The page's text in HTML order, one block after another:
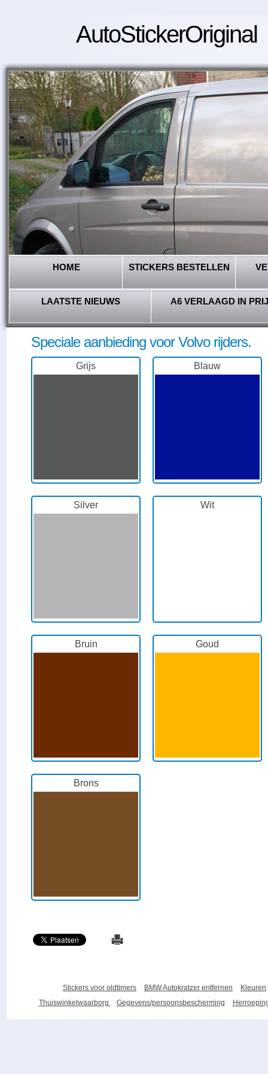
AutoStickerOriginal
HOME STICKERS BESTELLEN
LAATSTE NIEUWS A6 VERLAAGD IN
Speciale aanbieding voor Volvo rijders.
Grijs Blauw
Silver Wit
Bruin Goud
Brons
Stickers voor oldtimers BMW Autokratzer entfernen
Kleuren
Thuiswinkelwaarborg
Gegevens/persoonsbescherming